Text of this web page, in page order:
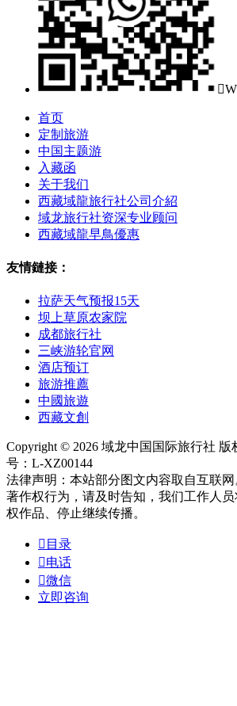

首页
定制旅游
中国主题游
入藏函
关于我们
西藏域龍旅行社公司介紹
域龙旅行社资深专业顾问
西藏域龍早鳥優惠
友情鏈接：
拉萨天气预报15天
坝上草原农家院
成都旅行社
三峡游轮官网
酒店预订
旅游推薦
中國旅遊
西藏文創
Copyright © 2026 域龙中国国际旅行社
号：L-XZ00144
法律声明：本站部分图文内容取自互联
著作权行为，请及时告知，我们工作人
权作品、停止继续传播。
 目录
电话
微信
立即咨询